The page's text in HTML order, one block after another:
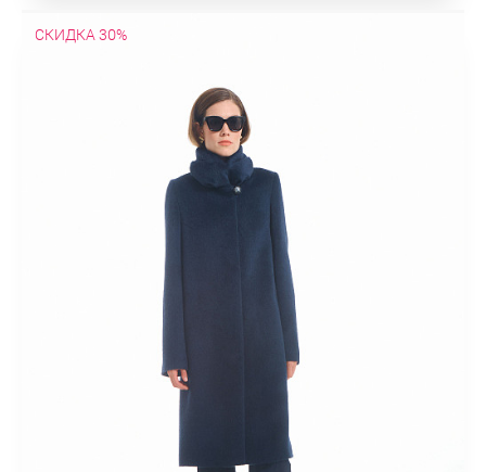
СКИДКА 30%